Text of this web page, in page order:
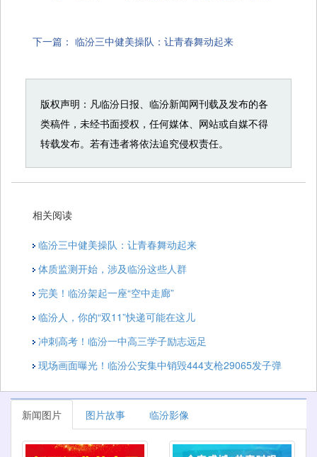
下一篇： 临汾三中健美操队：让青春舞动起来
版权声明：凡临汾日报、临汾新闻网刊载及发布的各
类稿件，未经书面授权，任何媒体、网站或自媒不得
转载发布。若有违者将依法追究侵权责任。
相关阅读
临汾三中健美操队：让青春舞动起来
体质监测开始，涉及临汾这些人群
完美！临汾架起一座“空中走廊”
临汾人，你的“双11”快递可能在这儿
冲刺高考！临汾一中高三学子励志远足
现场画面曝光！临汾公安集中销毁444支枪29065发子弹
新闻图片 图片故事 临汾影像